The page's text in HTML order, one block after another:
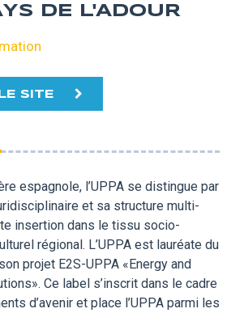
DE L'ADOUR
SITE
espagnole, l’UPPA se distingue par
et sa structure multi-
insertion dans le tissu socio-
régional. L’UPPA est lauréate du
projet E2S-UPPA «Energy and
Ce label s’inscrit dans le cadre
d’avenir et place l’UPPA parmi les